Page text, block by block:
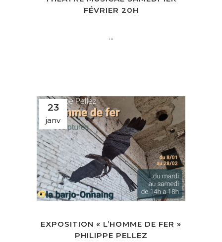
FÉVRIER 20H
...
23
janv
EXPOSITION « L’HOMME DE FER »
PHILIPPE PELLEZ